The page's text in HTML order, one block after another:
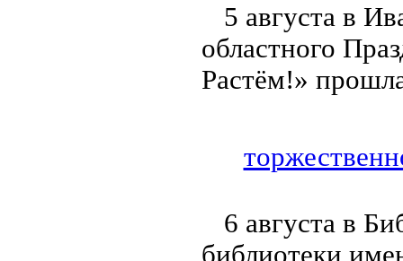
5 августа в
областного
Растём!»
6 августа в
библиотеки